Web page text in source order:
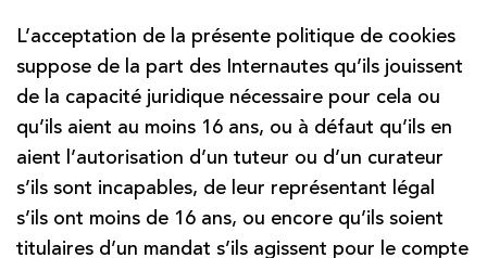
L’acceptation de la présente politique de cookies
suppose de la part des Internautes qu’ils jouissent
de la capacité juridique nécessaire pour cela ou
qu’ils aient au moins 16 ans, ou à défaut qu’ils en
aient l’autorisation d’un tuteur ou d’un curateur
s’ils sont incapables, de leur représentant légal
s’ils ont moins de 16 ans, ou encore qu’ils soient
titulaires d’un mandat s’ils agissent pour le compte